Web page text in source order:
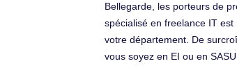
Bellegarde, les porteurs de
spécialisé en freelance IT
votre département. De
vous soyez en EI ou en